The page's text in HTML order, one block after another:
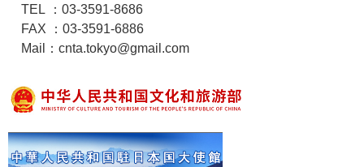
TEL ：03-3591-8686
FAX ：03-3591-6886
Mail：cnta.tokyo@gmail.com